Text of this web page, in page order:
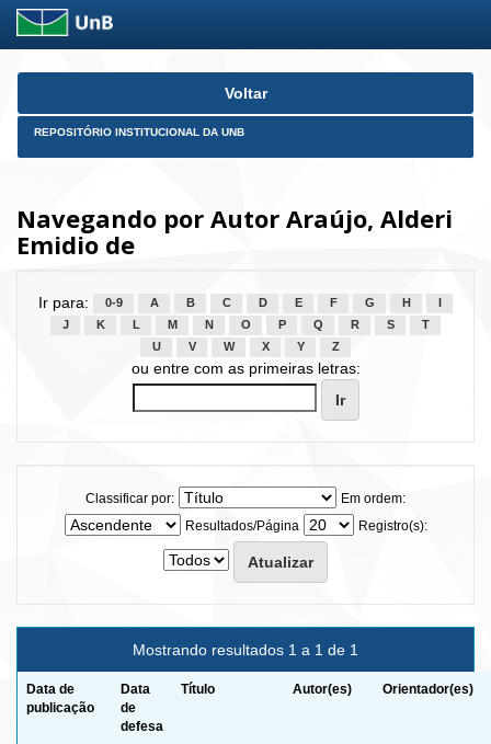
Skip
Voltar
REPOSITÓRIO INSTITUCIONAL DA UNB
Navegando por Autor Araújo, Alderi
Emidio de
Ir para: 0-9 A B C D E F G H
J
K L M N O P Q R S
T
U
V W X Y Z
ou entre com as primeiras letras:
Classificar por:
Em ordem:
Resultados/Página
Registro(s):
Mostrando resultados 1 a 1 de 1
Data de
publicação
Data
de
defesa
Título Autor(es) Orientador(es)